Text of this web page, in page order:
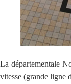
La départementale
vitesse (grande ligne